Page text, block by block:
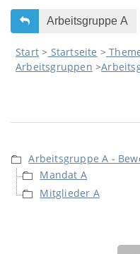
Startseite
Themen
Arbeitsgruppe A
Start > Startseite >
Arbeitsgruppen >
Arbeitsgruppe A -
Mandat A
Mitglieder A